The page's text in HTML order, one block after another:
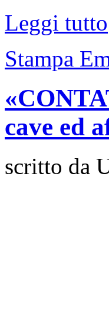
Leggi tutto
Stampa
cave ed
scritto da